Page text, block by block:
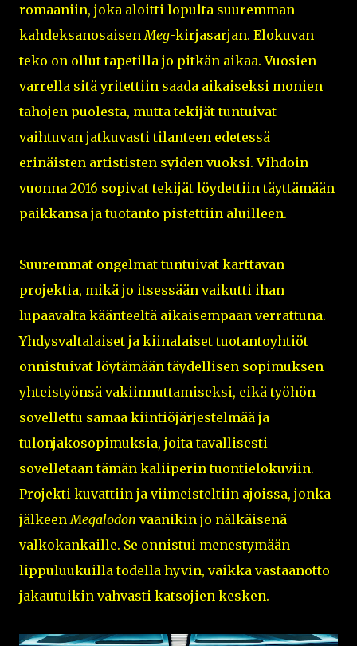
romaaniin, joka aloitti lopulta suuremman
kahdeksanosaisenMeg-kirjasarjan. Elokuvan
teko on ollut tapetilla jo pitkän aikaa. Vuosien
varrella sitä yritettiin saada aikaiseksi monien
tahojen puolesta, mutta tekijät tuntuivat
vaihtuvan jatkuvasti tilanteen edetessä
erinäisten artististen syiden vuoksi. Vihdoin
vuonna 2016 sopivat tekijät löydettiin täyttämään
paikkansa ja tuotanto pistettiin aluilleen.
Suuremmat ongelmat tuntuivat karttavan
projektia, mikä jo itsessään vaikutti ihan
lupaavalta käänteeltä aikaisempaan verrattuna.
Yhdysvaltalaiset ja kiinalaiset tuotantoyhtiöt
onnistuivat löytämään täydellisen sopimuksen
yhteistyönsä vakiinnuttamiseksi, eikä työhön
sovellettu samaa kiintiöjärjestelmää ja
tulonjakosopimuksia, joita tavallisesti
sovelletaan tämän kaliiperin tuontielokuviin.
Projekti kuvattiin ja viimeisteltiin ajoissa, jonka
jälkeenMegalodon vaanikin jo nälkäisenä
valkokankaille. Se onnistui menestymään
lippuluukuilla todella hyvin, vaikka vastaanotto
jakautuikin vahvasti katsojien kesken.